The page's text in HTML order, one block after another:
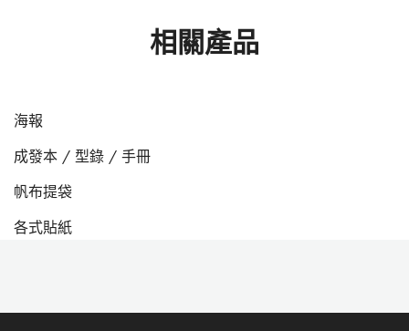
相關產品
海報
成發本 / 型錄 / 手冊
hot
帆布提袋
各式貼紙